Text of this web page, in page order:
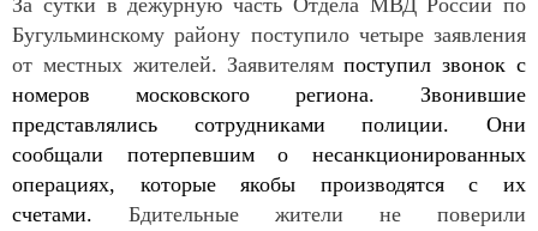
Бугульминскому району поступило четыре заявления
от местных жителей. Заявителямпоступил звонок с
номеров московского региона. Звонившие
представлялись сотрудниками полиции. Они
сообщали потерпевшим о несанкционированных
операциях, которые якобы производятся с их
счетами. Бдительные жители не поверили